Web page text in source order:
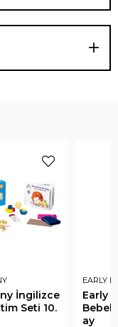
İngilizce
Seti 10.
EARLY
Early
Bebek
ay